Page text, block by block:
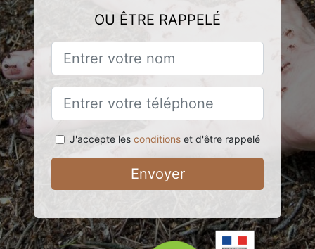
OU ÊTRE RAPPELÉ
J'accepte les conditionset d'être rappelé
Envoyer